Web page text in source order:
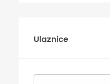
Ulaznice